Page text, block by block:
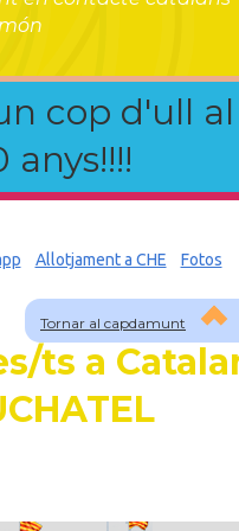
cop d'ull al
anys!!!!
Tornar al capdamunt
Allotjament a CHE Fotos
ts a